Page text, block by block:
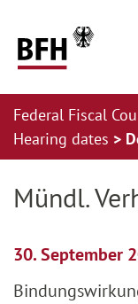
Federal Fiscal
Hearing dates
Mündl.
30. September